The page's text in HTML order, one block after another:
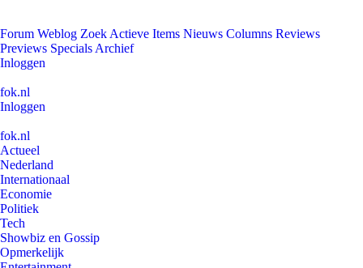
Forum Weblog Zoek Actieve Items Nieuws Columns Reviews
Previews Specials Archief
Inloggen
fok.nl
Inloggen
fok.nl
Actueel
Nederland
Internationaal
Economie
Politiek
Tech
Showbiz en Gossip
Opmerkelijk